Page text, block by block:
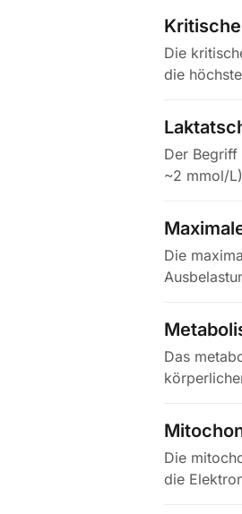
Die
die
Der Begriff
~2 mmol/
Die
Das
Die
die